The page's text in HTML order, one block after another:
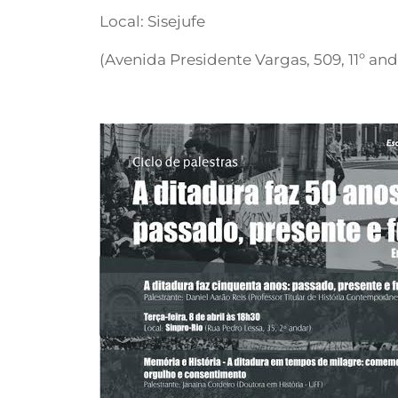
Local: Sisejufe
(Avenida Presidente Vargas, 509, 11º